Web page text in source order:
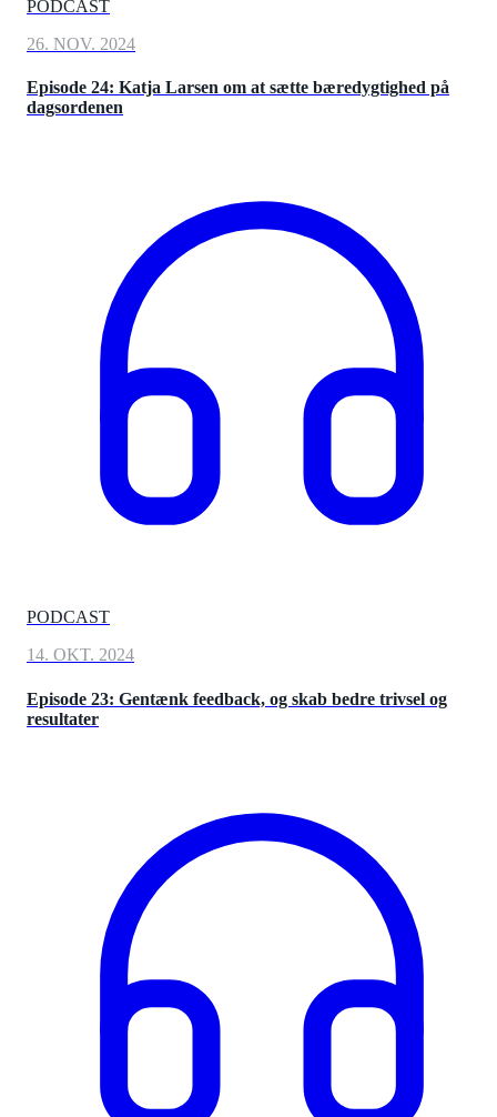
PODCAST
26. NOV. 2024
Episode 24: Katja Larsen om at sætte bæredygtighed på
dagsordenen
PODCAST
14. OKT. 2024
Episode 23: Gentænk feedback, og skab bedre trivsel og
resultater